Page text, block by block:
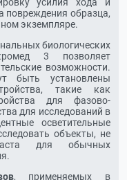
повреждения образца,
экземпляре.
биологических
3 позволяет
возможности.
быть установлены
такие как
для фазово-
для исследований в
осветительные
объекты, не
для обычных
, применяемых в